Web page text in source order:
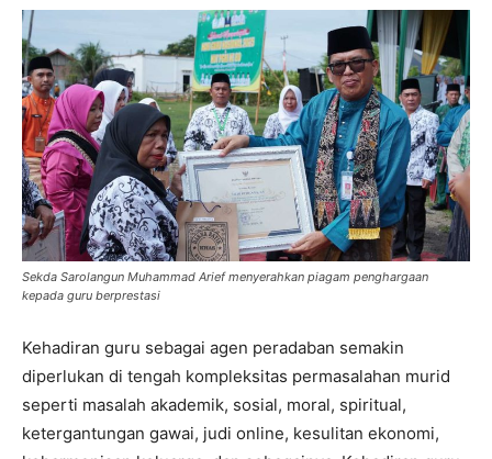
Sekda Sarolangun Muhammad Arief menyerahkan piagam penghargaan
kepada guru berprestasi
Kehadiran guru sebagai agen peradaban semakin
diperlukan di tengah kompleksitas permasalahan murid
seperti masalah akademik, sosial, moral, spiritual,
ketergantungan gawai, judi online, kesulitan ekonomi,